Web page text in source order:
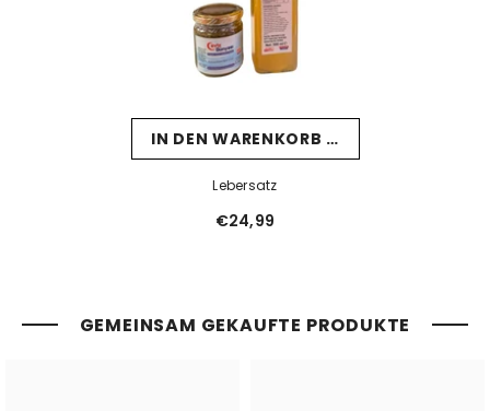
IN DEN WARENKORB LEGEN
Lebersatz
€24,99
GEMEINSAM GEKAUFTE PRODUKTE